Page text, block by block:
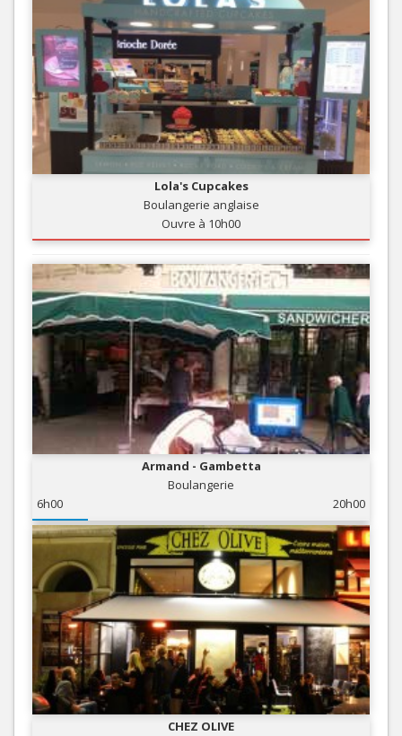
Lola's Cupcakes
Boulangerie anglaise
Ouvre à 10h00
Armand - Gambetta
Boulangerie
6h00
20h00
CHEZ OLIVE